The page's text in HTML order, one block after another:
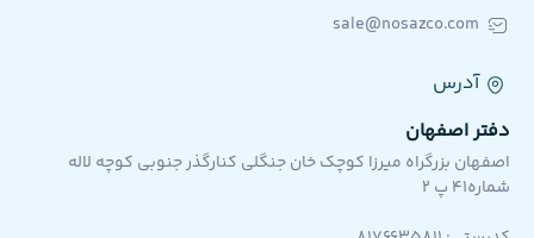
sale@nosazco.com
آدرس
دفتر اصفهان
اصفهان بزرگراه میرزا کوچک خان جنگلی کنارگذر جنوبی کوچه لاله
شماره۴۱ پ ۲